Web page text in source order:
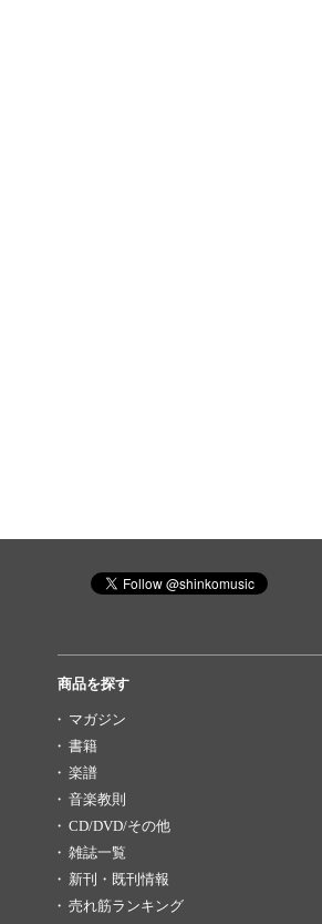
商品を探す
マガジン
書籍
楽譜
音楽教則
CD/DVD/その他
雑誌一覧
新刊・既刊情報
売れ筋ランキング